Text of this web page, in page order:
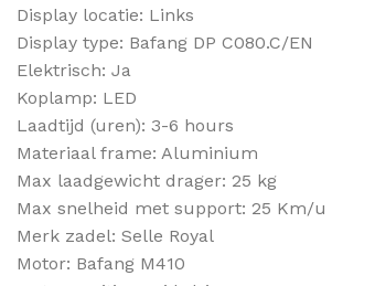
Display locatie: Links
Display type: Bafang DP C080.C/EN
Elektrisch: Ja
Koplamp: LED
Laadtijd (uren): 3-6 hours
Materiaal frame: Aluminium
Max laadgewicht drager: 25 kg
Max snelheid met support: 25 Km/u
Merk zadel: Selle Royal
Motor: Bafang M410